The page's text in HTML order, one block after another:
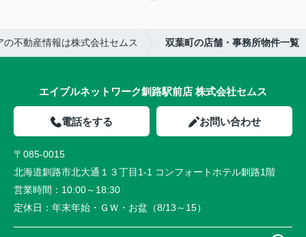
の不動産情報は株式会社セムス 双葉町の店舗・事務所物件一覧
エイブルネットワーク釧路駅前店 株式会社セムス
電話をする お問い合わせ
〒085-0015
北海道釧路市北大通１３丁目1-1 コンフォートホテル釧路1階
営業時間： 10:00～18:30
定休日： 年末年始・ＧＷ・お盆（8/13～15）